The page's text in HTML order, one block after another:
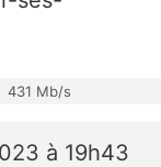
431 Mb/s
à 19h43